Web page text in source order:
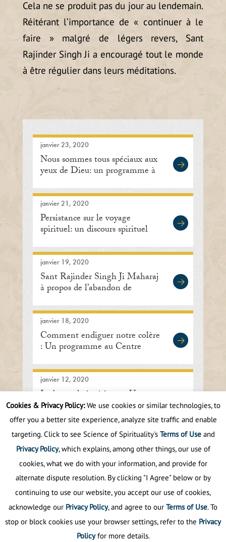
Cela ne se produit pas du jour au lendemain.
Réitérant l’importance de « continuer à le
faire » malgré de légers revers, Sant
Rajinder Singh Ji a encouragé tout le monde
à être régulier dans leurs méditations.
janvier 23, 2020
Nous sommes tous spéciaux aux
yeux de Dieu: un programme à
janvier 21, 2020
Persistance sur le voyage
spirituel: un discours spirituel
janvier 19, 2020
Sant Rajinder Singh Ji Maharaj
à propos de l’abandon de
janvier 18, 2020
Comment endiguer notre colère
: Un programme au Centre
Lisle
janvier 12, 2020
La boussole intérieure : Un
discours de Sant Rajinder Singh
Ji Maharaj
Politique de confidentialité
Cookies & Privacy Policy:We use cookies or similar technologies, to
offer you a better site experience, analyze site traffic and enable
targeting. Click to see Science of Spirituality's Terms of Useand
Privacy Policy, which explains, among other things, our use of
cookies, what we do with your information, and provide for
alternate dispute resolution. By clicking "I Agree" below or by
continuing to use our website, you accept our use of cookies,
acknowledge our Privacy Policy, and agree to our Terms of Use. To
stop or block cookies use your browser settings, refer to the Privacy
Policyfor more details.